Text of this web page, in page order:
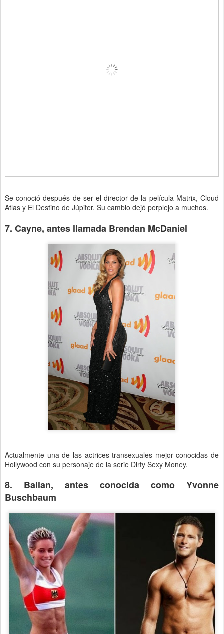
Se conoció después de ser el director de la película Matrix, Cloud
Atlas y El Destino de Júpiter. Su cambio dejó perplejo a muchos.
7. Cayne, antes llamada Brendan McDaniel
Actualmente una de las actrices transexuales mejor conocidas de
Hollywood con su personaje de la serie Dirty Sexy Money.
8. Balian, antes conocida como Yvonne
Buschbaum